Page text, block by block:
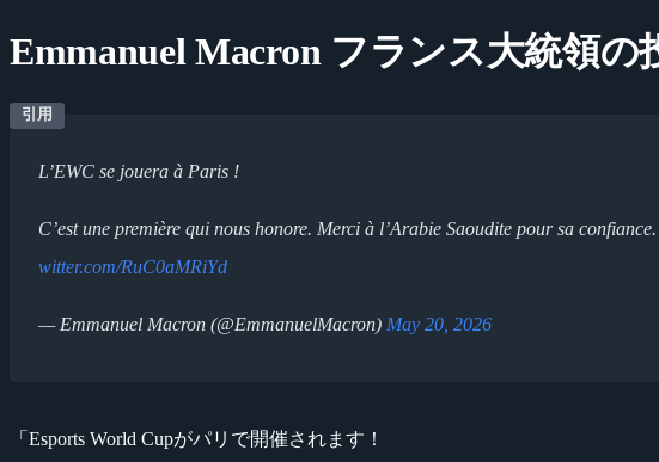
Emmanuel Macron フランス大統領の
L’EWC se jouera à Paris !
C’est une première qui nous honore. Merci à l’Arabie Saoudite pour sa
witter.com/RuC0aMRiYd
— Emmanuel Macron (@EmmanuelMacron) May 20, 2026
「Esports World Cupがパリで開催されます！